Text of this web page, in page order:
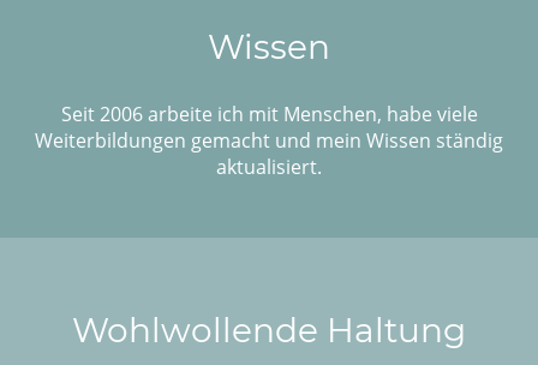
Wissen
Seit 2006 arbeite ich mit Menschen, habe viele
Weiterbildungen gemacht und mein Wissen ständig
aktualisiert.
Wohlwollende Haltung